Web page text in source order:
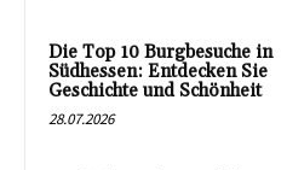
Die Top 10 Burgbesuche in
Südhessen: Entdecken Sie
Geschichte und Schönheit
28.07.2026